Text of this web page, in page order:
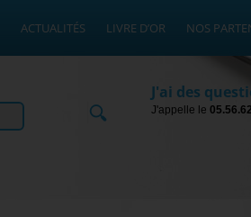
ACTUALITÉS LIVRE D’OR NOS
Ok
J'ai des
J'appelle le